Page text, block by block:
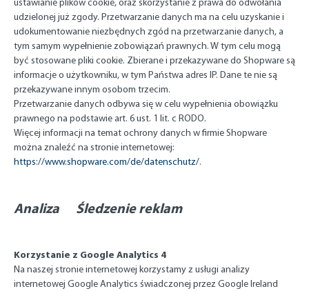
ustawianie plików cookie, oraz skorzystanie z prawa do odwołania
udzielonej już zgody. Przetwarzanie danych ma na celu uzyskanie i
udokumentowanie niezbędnych zgód na przetwarzanie danych, a
tym samym wypełnienie zobowiązań prawnych. W tym celu mogą
być stosowane pliki cookie. Zbierane i przekazywane do Shopware są
informacje o użytkowniku, w tym Państwa adres IP. Dane te nie są
przekazywane innym osobom trzecim.
Przetwarzanie danych odbywa się w celu wypełnienia obowiązku
prawnego na podstawie art. 6 ust. 1 lit. c RODO.
Więcej informacji na temat ochrony danych w firmie Shopware
można znaleźć na stronie internetowej:
https://www.shopware.com/de/datenschutz/.
Analiza Śledzenie reklam
Korzystanie z Google Analytics 4
Na naszej stronie internetowej korzystamy z usługi analizy
internetowej Google Analytics świadczonej przez Google Ireland